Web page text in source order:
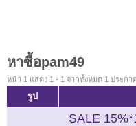
หาซื้อpam49
หน้า 1 แสดง 1 - 1 จากทั้งหมด 1 ประกา
รูป
SALE